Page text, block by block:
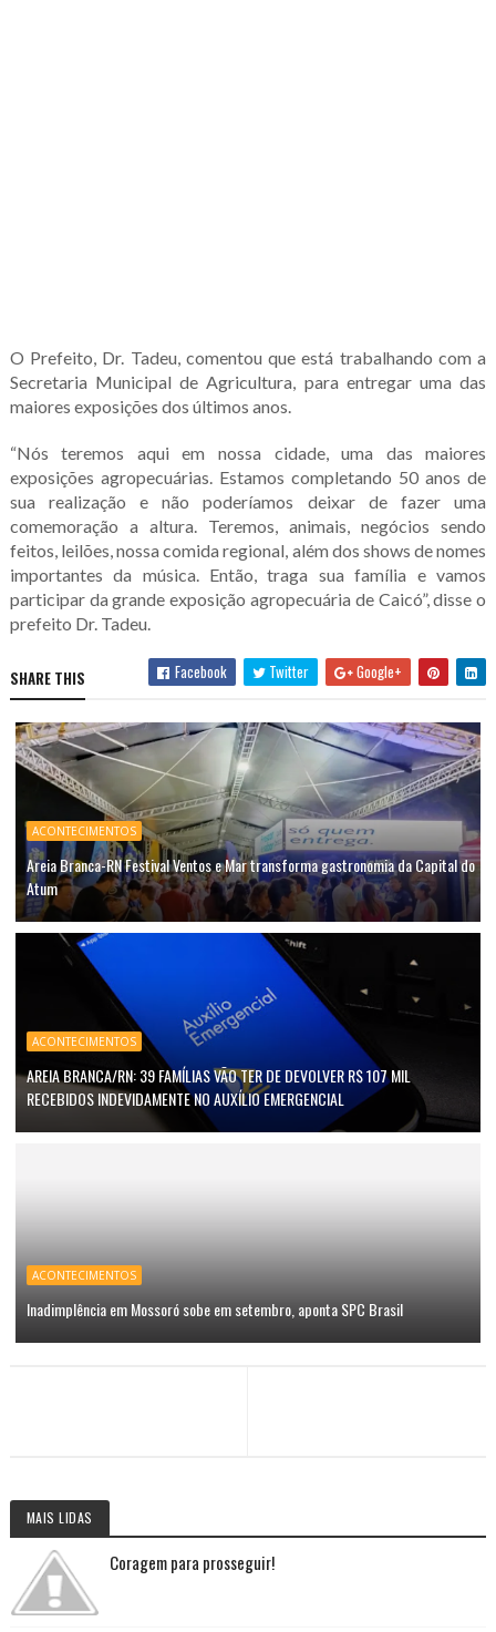
O Prefeito, Dr. Tadeu, comentou que está trabalhando com a
Secretaria Municipal de Agricultura, para entregar uma das
maiores exposições dos últimos anos.
“Nós teremos aqui em nossa cidade, uma das maiores
exposições agropecuárias. Estamos completando 50 anos de
sua realização e não poderíamos deixar de fazer uma
comemoração a altura. Teremos, animais, negócios sendo
feitos, leilões, nossa comida regional, além dos shows de nomes
importantes da música. Então, traga sua família e vamos
participar da grande exposição agropecuária de Caicó”, disse o
prefeito Dr. Tadeu.
SHARE THIS Facebook Twitter Google+
ACONTECIMENTOS
Areia Branca-RN Festival Ventos e Mar transforma gastronomia da Capital do
Atum
ACONTECIMENTOS
AREIA BRANCA/RN: 39 FAMÍLIAS VÃO TER DE DEVOLVER R$ 107 MIL
RECEBIDOS INDEVIDAMENTE NO AUXÍLIO EMERGENCIAL
ACONTECIMENTOS
Inadimplência em Mossoró sobe em setembro, aponta SPC Brasil
MAIS LIDAS
Coragem para prosseguir!